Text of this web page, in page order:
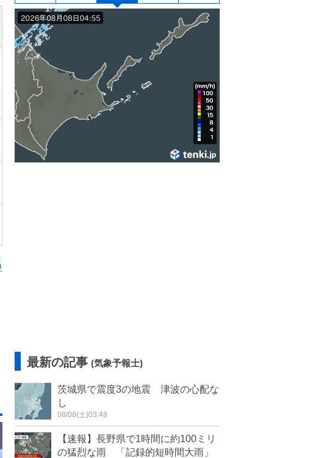
最新の記事 (気象予報士)
茨城県で震度3の地震 津波の心配な
し
08/08(土)03:48
【速報】長野県で1時間に約100ミリ
の猛烈な雨 「記録的短時間大雨」